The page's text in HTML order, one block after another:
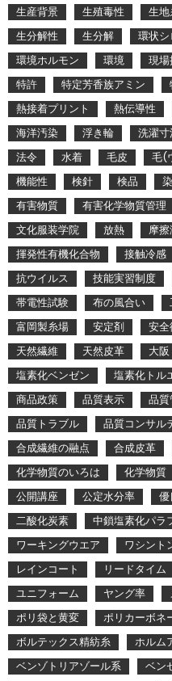
生産背景
生殖毒性 生地
生分解性
生分解 環状
環境ホルモン
環境 現
特許
特定芳香族アミン
熱接着プリント
熱伝導性
海洋汚染
浮き輪 洗濯
法令
水着 毛皮 毛(
機能性
検針 検品
有害物質
有害化学物質管理
文化服装学院
放熱 摩
揮発性有機化合物
接触冷感
抗ウイルス
技能実習制度
帯電性試験
布の風合い
富岡製糸場
安定剤 安全
天然繊維
天然皮革 大阪
塩素化ベンゼン
塩素化トル
商品政策
品質表示 品質
品質トラブル
品質コンサル
合成繊維の融点
合成皮革
化学物質のいろは
化学物質
公開講座
公定水分率
二酸化炭素
中鎖塩素化パラ
ワーキングウエア
ワシント
レインコート
リードタイム
ユニフォーム
ヤング率
ポリ袋と黄変
ポリカーボネ
ボルテックス精紡糸
ホルム
ベンゾトリアゾール系
ベン